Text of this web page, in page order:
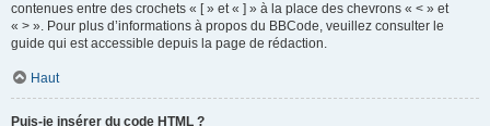
contenues entre des crochets « [ » et « ] » à la place des chevrons « < » et
« > ». Pour plus d’informations à propos du BBCode, veuillez consulter le
guide qui est accessible depuis la page de rédaction.
Haut
Puis-je insérer du code HTML ?